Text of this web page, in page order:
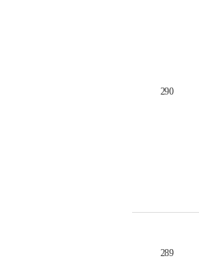
290
289